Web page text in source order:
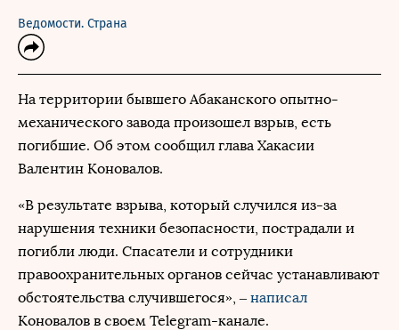
Ведомости. Страна
На территории бывшего Абаканского опытно-
механического завода произошел взрыв, есть
погибшие. Об этом сообщил глава Хакасии
Валентин Коновалов.
«В результате взрыва, который случился из-за
нарушения техники безопасности, пострадали и
погибли люди. Спасатели и сотрудники
правоохранительных органов сейчас устанавливают
обстоятельства случившегося», – написал
Коновалов в своем Telegram-канале.